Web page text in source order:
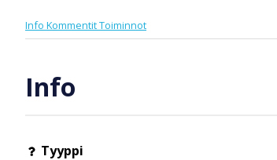
Info KommentitToiminnot
Info
Tyyppi